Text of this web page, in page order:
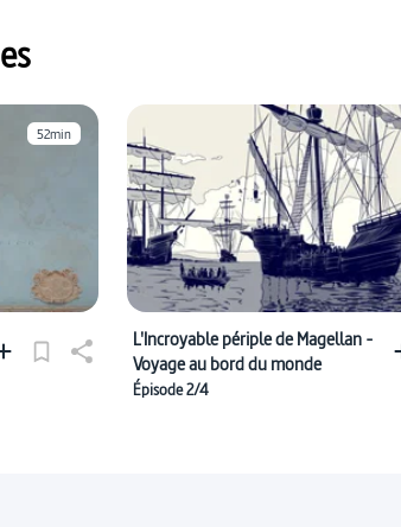
52min
L'Incroyable périple de Magellan -
Voyage au bord du monde
Épisode 2/4